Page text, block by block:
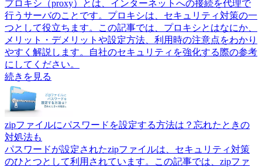
プロキシ（proxy）とは、インターネットへの接続を代理で
行うサーバのことです。プロキシは、セキュリティ対策の一
つとして役立ちます。この記事では、プロキシとはなにか、
メリット・デメリットや設定方法、利用時の注意点をわかり
やすく解説します。自社のセキュリティを強化する際の参考
にしてください。
続きを見る
zipファイルにパスワードを設定する方法は？忘れたときの
対処法も
パスワードが設定されたzipファイルは、セキュリティ対策
のひとつとして利用されています。この記事では、zipファ